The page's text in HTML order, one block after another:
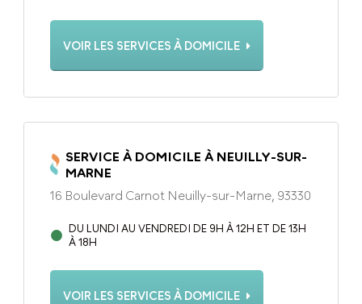
DE 09H00 À 12H00 ET DE VENDREDI DE 9H À
18H
VOIR LES SERVICES À DOMICILE
SERVICE À DOMICILE À NEUILLY-SUR-
MARNE
16 Boulevard Carnot Neuilly-sur-Marne, 93330
DU LUNDI AU VENDREDI DE 9H À 12H ET DE 13H
À 18H
VOIR LES SERVICES À DOMICILE